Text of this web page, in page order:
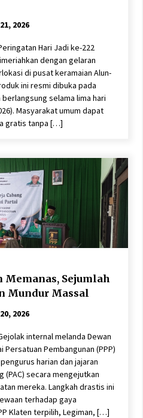
2026
Hari Jadi ke-222
dengan gelaran
di pusat keramaian Alun-
ini resmi dibuka pada
selama lima hari
Masyarakat umum dapat
gratis tanpa […]
Sejumlah
Mundur Massal
2026
internal melanda Dewan
Persatuan Pembangunan (PPP)
harian dan jajaran
(PAC) secara mengejutkan
mereka. Langkah drastis ini
terhadap gaya
Klaten terpilih, Legiman, […]